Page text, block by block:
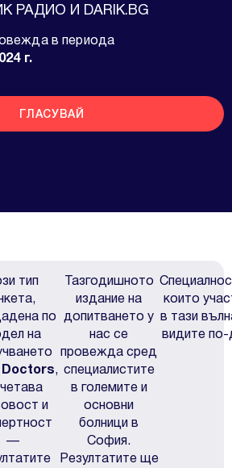
РАДИО И DARIK.BG
в периода
г.
ГЛАСУВАЙ
тип
по
на
Doctors,
и
—
Тазгодишното
издание на
допитването у
нас се
провежда сред
специалистите
в големите и
основни
болници в
София.
Резултатите ще
които
в тази
видите по-